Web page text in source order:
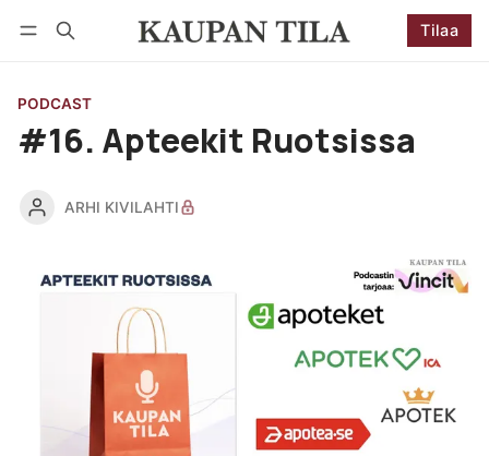
Tilaa
PODCAST
#16. Apteekit Ruotsissa
ARHI KIVILAHTI